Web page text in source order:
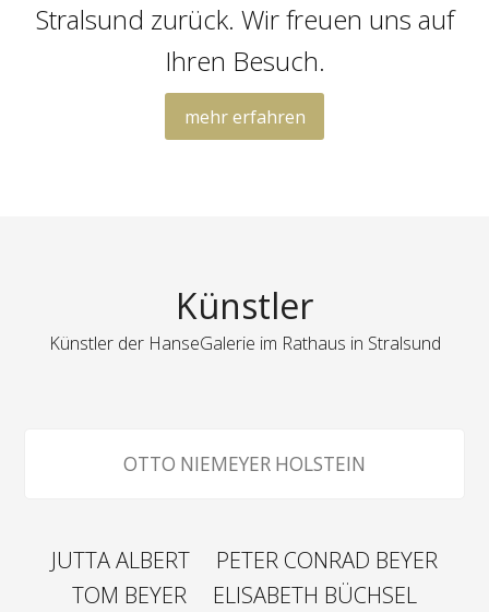
Stralsund zurück. Wir freuen uns auf
Ihren Besuch.
mehr erfahren
Künstler
Künstler der HanseGalerie im Rathaus in Stralsund
OTTO NIEMEYER HOLSTEIN
JUTTA ALBERT
PETER CONRAD BEYER
TOM BEYER
ELISABETH BÜCHSEL